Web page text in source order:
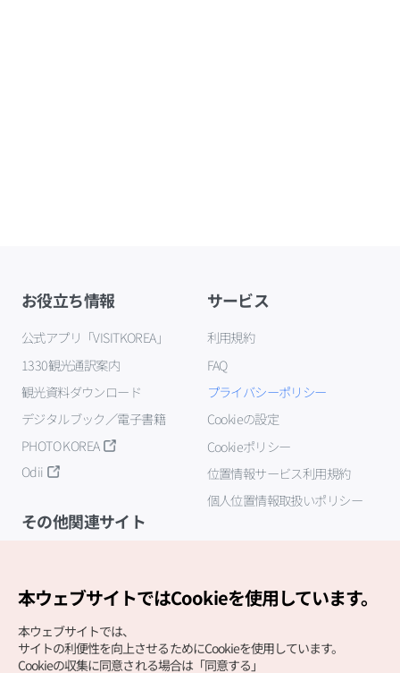
お役立ち情報
公式アプリ「VISITKOREA」
1330観光通訳案内
観光資料ダウンロード
デジタルブック／電子書籍
PHOTO KOREA
Odii
サービス
利用規約
FAQ
プライバシーポリシー
Cookieの設定
Cookieポリシー
位置情報サービス利用規約
個人位置情報取扱いポリシー
その他関連サイト
本ウェブサイトではCookieを使用しています。
本ウェブサイトでは、
サイトの利便性を向上させるためにCookieを使用しています。
Cookieの収集に同意される場合は「同意する」